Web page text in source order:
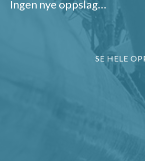
Ingen nye oppslag…
SE HELE